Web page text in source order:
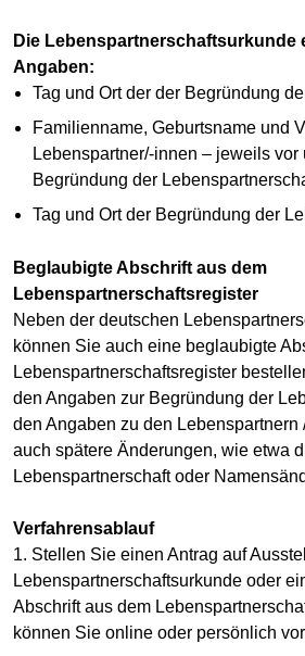
Die Lebenspartnerschaftsurkunde
Angaben:
Tag und Ort der der Begründung
Familienname, Geburtsname und
Lebenspartner/-innen – jeweils vor
Begründung der
Tag und Ort der Begründung der
Beglaubigte Abschrift aus dem
Lebenspartnerschaftsregister
Neben der deutschen
können Sie auch eine beglaubigte
Lebenspartnerschaftsregister
den Angaben zur Begründung der
den Angaben zu den Lebenspartnern
auch spätere Änderungen, wie etwa
Lebenspartnerschaft oder
Verfahrensablauf
1. Stellen Sie einen Antrag auf
Lebenspartnerschaftsurkunde oder
Abschrift aus dem
können Sie online oder persönlich